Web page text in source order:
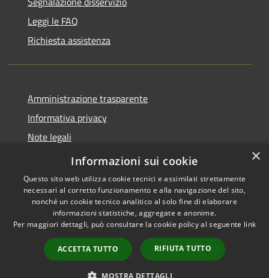
Leggi le FAQ
Richiesta assistenza
Amministrazione trasparente
Informativa privacy
Note legali
Dichiarazione di accessibilità
Accessibilità
Copyright © 2026 • Comune di
Oliveri • Powered by
Municipium•
Accesso
redazione
×
Informazioni sui cookie
Questo sito web utilizza cookie tecnici e assimilati strettamente
necessari al corretto funzionamento e alla navigazione del sito,
nonché un cookie tecnico analitico al solo fine di elaborare
informazioni statistiche, aggregate e anonime.
Per maggiori dettagli, può consultare la cookie policy al seguente link
ACCETTA TUTTO RIFIUTA TUTTO
MOSTRA DETTAGLI